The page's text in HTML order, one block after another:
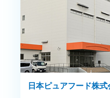
日本ピュアフード株